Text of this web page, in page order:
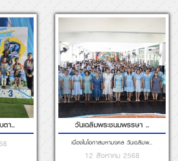
ว..
มนุม..
ครบ 31 ปี วันรำลึกถึ..
31 กรกฎาคม 2568